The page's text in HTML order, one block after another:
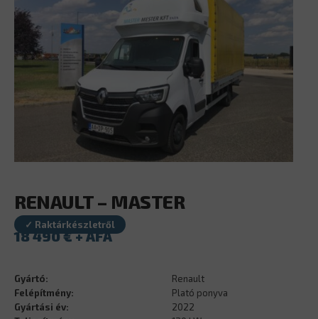
RENAULT – MASTER
✓ Raktárkészletről
18 490€
Gyártó:
Renault
Felépítmény:
Plató ponyva
Gyártási év:
2022